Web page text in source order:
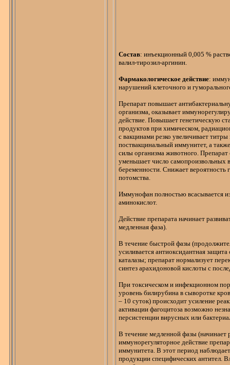
Состав: инъекционный 0,005 %
валил-тирозил-аргинин
Фармакологическое действие:
нарушений клеточного и
Препарат повышает
организма, оказывает
действие. Повышает генетическую
продуктов при химическом,
с вакцинами резко увеличивает
поствакцинальный иммунитет, а
силы организма животного.
уменьшает число
беременности. Снижает
потомства.
Иммунофан полностью всасывается
аминокислот.
Действие препарата начинает
медленная фаза).
В течение быстрой фазы
усиливаетсяантиоксидантная защита
каталазы; препарат нормализует
синтезарахидоновой кислоты с
При токсическом и инфекционном
уровень билирубина в сыворотке
– 10 суток) происходит усиление
активации фагоцитоза возможно
персистенции вирусных или
В течение медленной фазы (начинает
иммунорегуляторное действие
иммунитета. В этот период
продукции специфических антител.